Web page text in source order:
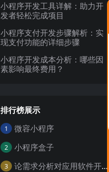
小程序开发工具详解：助力开
发者轻松完成项目
小程序支付开发步骤解析：实
现支付功能的详细步骤
小程序开发成本分析：哪些因
素影响最终费用？
排行榜展示
1 微容小程序
2 小程序盒子
3 论需求分析对应用软件开发的重要性